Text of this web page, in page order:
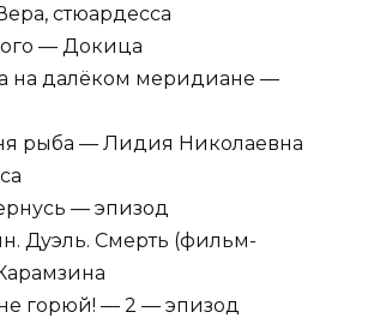
стюардесса
— Докица
на далёком меридиане —
рыба — Лидия Николаевна
— эпизод
Дуэль. Смерть (фильм-
горюй! — 2 — эпизод